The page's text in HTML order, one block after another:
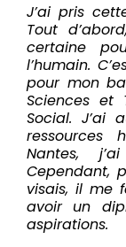
J’ai pris
Tout
certaine
l’humain.
pour mon
Sciences et
Social. J’ai
Nantes,
Cependant,
visais, il me
avoir un
aspirations.